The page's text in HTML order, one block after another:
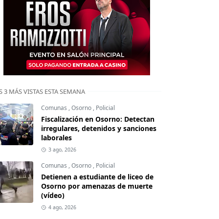
3 MÁS VISTAS ESTA SEMANA
Comunas ,Osorno , Policial
Fiscalización en Osorno: Detectan
irregulares, detenidos y sanciones
laborales
3 ago, 2026
Comunas ,Osorno , Policial
Detienen a estudiante de liceo de
Osorno por amenazas de muerte
(vídeo)
4 ago, 2026